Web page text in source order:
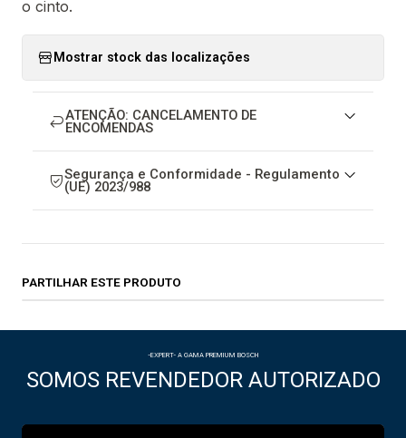
o cinto.
Mostrar stock das localizações
ATENÇÃO: CANCELAMENTO DE
ENCOMENDAS
Segurança e Conformidade - Regulamento
(UE) 2023/988
PARTILHAR ESTE PRODUTO
-EXPERT- A GAMA PREMIUM BOSCH
SOMOS REVENDEDOR AUTORIZADO